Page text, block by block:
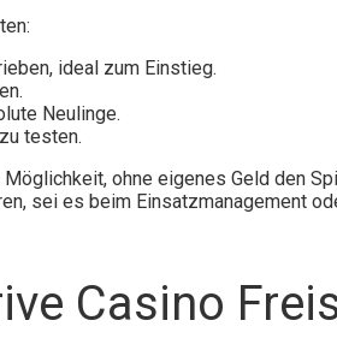
ideal zum Einstieg.
Neulinge.
testen.
ohne eigenes Geld den
sei es beim Einsatzmanagement
Casino